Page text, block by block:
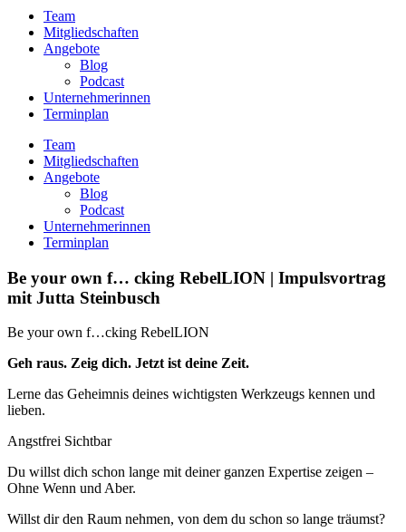
Team
Mitgliedschaften
Angebote
Blog
Podcast
Unternehmerinnen
Terminplan
Team
Mitgliedschaften
Angebote
Blog
Podcast
Unternehmerinnen
Terminplan
Be your own f… cking RebelLION | Impulsvortrag
mit Jutta Steinbusch
Be your own f…cking RebelLION
Geh raus. Zeig dich. Jetzt ist deine Zeit.
Lerne das Geheimnis deines wichtigsten Werkzeugs kennen und
lieben.
Angstfrei Sichtbar
Du willst dich schon lange mit deiner ganzen Expertise zeigen –
Ohne Wenn und Aber.
Willst dir den Raum nehmen, von dem du schon so lange träumst?